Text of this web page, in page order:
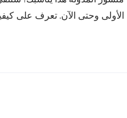
الأولى وحتى الآن. تعرف على